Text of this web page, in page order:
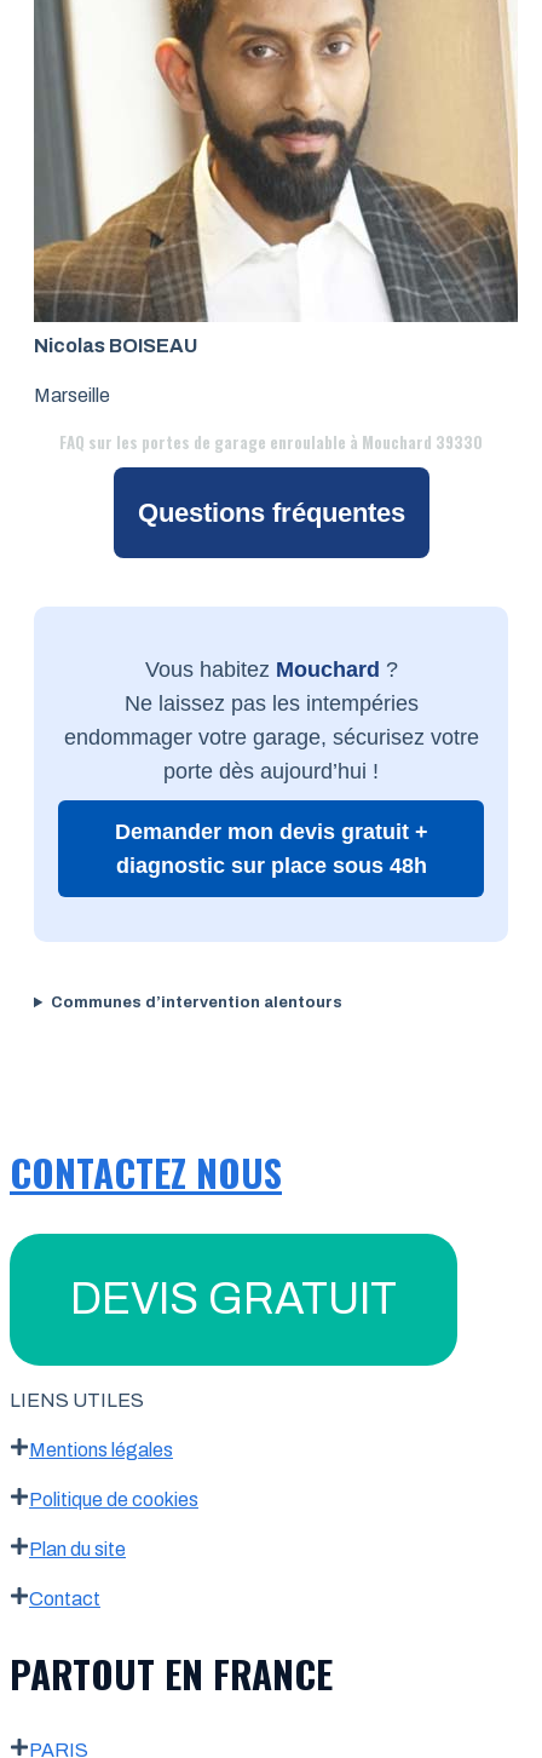
Nicolas BOISEAU
Marseille
FAQ sur les portes de garage enroulable à Mouchard 39330
Questions fréquentes
Vous habitez Mouchard ?
Ne laissez pas les intempéries
endommager votre garage, sécurisez votre
porte dès aujourd’hui !
Demander mon devis gratuit +
diagnostic sur place sous 48h
Communes d’intervention alentours
CONTACTEZ NOUS
DEVIS GRATUIT
LIENS UTILES
Mentions légales
Politique de cookies
Plan du site
Contact
PARTOUT EN FRANCE
PARIS